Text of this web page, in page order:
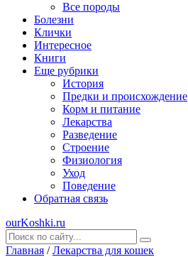
Все породы
Болезни
Клички
Интересное
Книги
Еще рубрики
История
Предки и происхождение
Корм и питание
Лекарства
Разведение
Строение
Физиология
Уход
Поведение
Обратная связь
ourKoshki.ru
Главная / Лекарства для кошек